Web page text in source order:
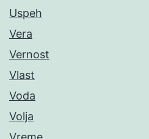
Uspeh
Vera
Vernost
Vlast
Voda
Volja